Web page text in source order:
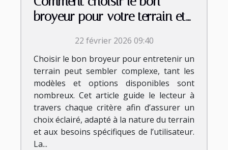
broyeur pour votre terrain et
22 février 2026 09:40
Choisir le bon broyeur pour entretenir un
terrain peut sembler complexe, tant les
modèles et options disponibles sont
nombreux. Cet article guide le lecteur à
travers chaque critère afin d’assurer un
choix éclairé, adapté à la nature du terrain
et aux besoins spécifiques de l’utilisateur.
La...